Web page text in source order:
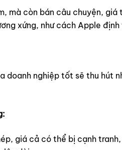
mà còn bán câu chuyện,
xứng, như cách Apple
doanh nghiệp tốt sẽ thu hút
giá cả có thể bị cạnh